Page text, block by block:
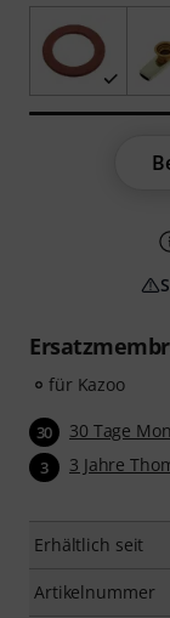
für Kazoo
30 30 Tage
3 3 Jahre
Erhältlich seit
Artikelnummer